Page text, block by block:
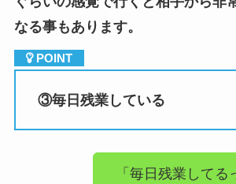
③ 毎日残業している
「毎日残業してるっ